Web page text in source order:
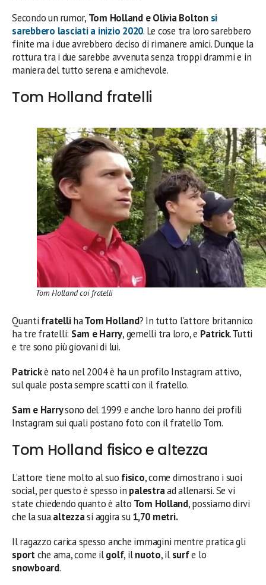
Secondo un rumor, Tom Holland e Olivia Bolton si
sarebbero lasciati a inizio 2020. Le cose tra loro sarebbero
finite ma i due avrebbero deciso di rimanere amici. Dunque la
rottura tra i due sarebbe avvenuta senza troppi drammi e in
maniera del tutto serena e amichevole.
Tom Holland fratelli
Tom Holland coi fratelli
Quanti fratellihaTom Holland? In tutto l’attore britannico
ha tre fratelli: Sam e Harry, gemelli tra loro, e Patrick. Tutti
e tre sono più giovani di lui.
Patrickè nato nel 2004 è ha un profilo Instagram attivo,
sul quale posta sempre scatti con il fratello.
Sam e Harrysono del 1999 e anche loro hanno dei profili
Instagram sui quali postano foto con il fratello Tom.
Tom Holland fisico e altezza
L’attore tiene molto al suo fisico, come dimostrano i suoi
social, per questo è spesso in palestraad allenarsi. Se vi
state chiedendo quanto è alto Tom Holland, possiamo dirvi
che la suaaltezzasi aggira su1,70 metri.
Il ragazzo carica spesso anche immagini mentre pratica gli
sportche ama, come ilgolf, ilnuoto, ilsurfe lo
snowboard.